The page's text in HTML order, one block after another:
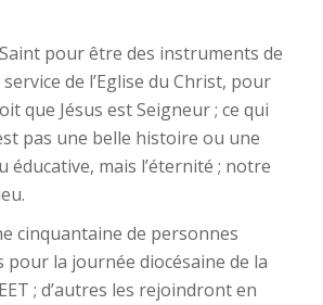
Saint pour être des instruments de
service de l’Eglise du Christ, pour
que Jésus est Seigneur ; ce qui
pas une belle histoire ou une
éducative, mais l’éternité ; notre
cinquantaine de personnes
la journée diocésaine de la
; d’autres les rejoindront en